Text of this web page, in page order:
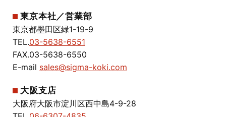
東京本社／営業部
東京都墨田区緑1-19-9
TEL.03-5638-6551
FAX.03-5638-6550
E-mail sales@sigma-koki.com
大阪支店
大阪府大阪市淀川区西中島4-9-28